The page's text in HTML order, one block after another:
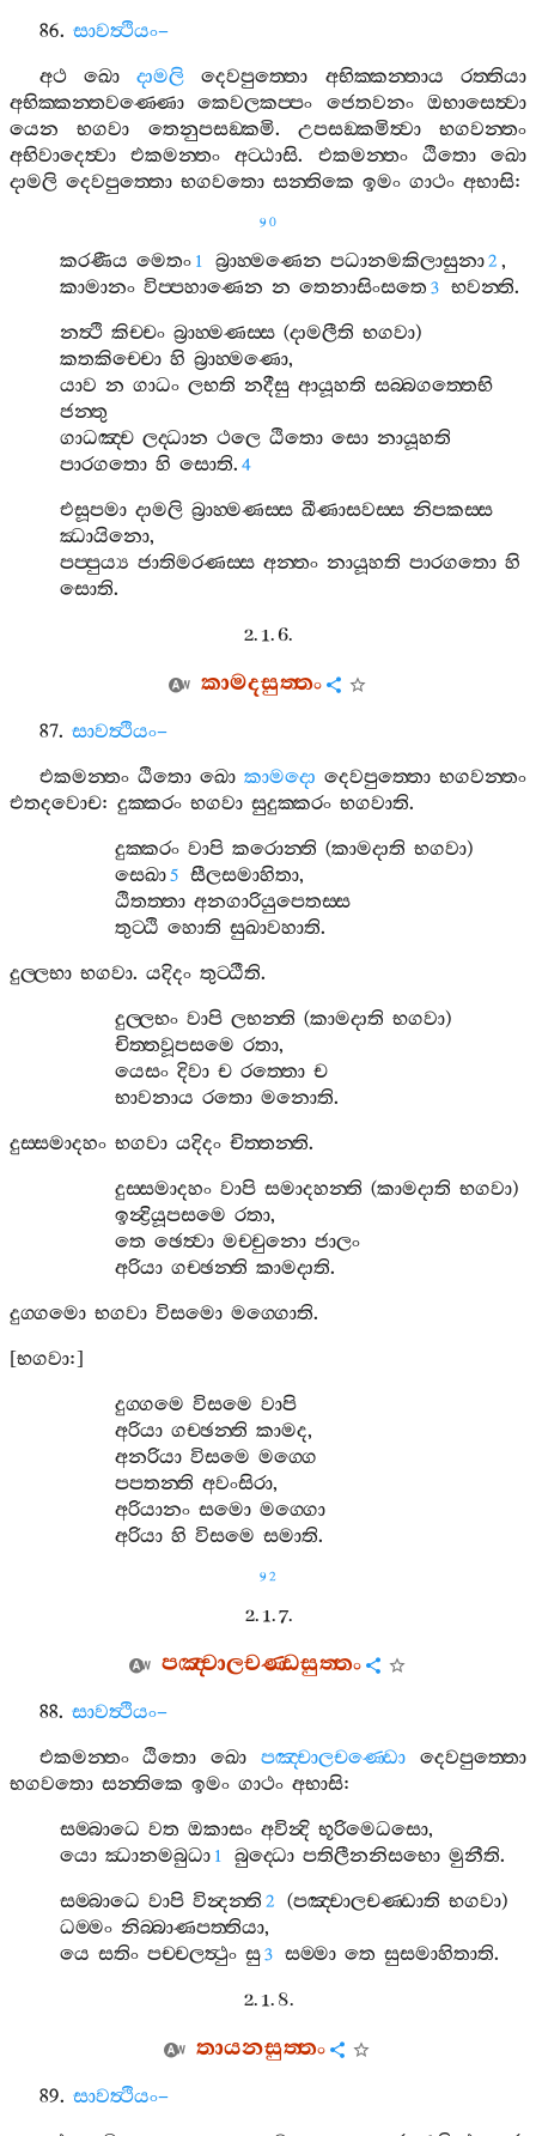
86. සාවත්‍ථියං–
අථ
ඛො දාමලි දෙවපුත‍්තො අභික‍්කන‍්තාය
රත‍්තියා
අභික‍්කන‍්තවණ‍්ණො කෙවලකප‍්පං ජෙතවනං ඔභාසෙත්‍වා
යෙන
භගවා තෙනුපසඞ‍්කමි. උපසඞ‍්කමිත්‍වා
භගවන‍්තං
අභිවාදෙත්‍වා
එකමන‍්තං අට‍්ඨාසි. එකමන‍්තං ඨිතො
ඛො
දාමලි දෙවපුත‍්තො භගවතො සන‍්තිකෙ ඉමං ගාථං අභාසි:
90
කරණීය මෙතං 1 බ්‍රාහ‍්මණෙන පධානමකිලාසුනා2 ,
කාමානං විප‍්පහාණෙන න තෙනාසිංසතෙ 3 භවන‍්ති.
නත්‍ථි කිච‍්චං බ්‍රාහ‍්මණස‍්ස (දාමලීති භගවා)
කතකිච‍්චො හි බ්‍රාහ‍්මණො,
යාව න ගාධං ලභති නදීසු ආයූහති සබ‍්බගත‍්තෙභි
ජන‍්තු
ගාධඤ‍්ච ලද‍්ධාන ථලෙ ඨිතො සො නායූහති
පාරගතො හි සොති. 4
එසූපමා දාමලි බ්‍රාහ‍්මණස‍්ස ඛීණාසවස‍්ස නිපකස‍්ස
ඣායිනො,
පප‍්පුය්‍ය ජාතිමරණස‍්ස අන‍්තං නායූහති පාරගතො හි
සොති.
2. 1. 6.
කාමදසුත‍්තං
87. සාවත්‍ථියං–
එකමන‍්තං ඨිතො ඛො කාමදො දෙවපුත‍්තො භගවන‍්තං
එතදවොච: දුක‍්කරං භගවා සුදුක‍්කරං භගවාති.
දුක‍්කරං වාපි කරොන‍්ති (කාමදාති භගවා)
සෙඛා5 සීලසමාහිතා,
ඨිතත‍්තා අනගාරියුපෙතස‍්ස
තුට‍්ඨි හොති සුඛාවහාති.
දුල‍්ලභා භගවා. යදිදං තුට‍්ඨීති.
දුල‍්ලභං වාපි ලභන‍්ති (කාමදාති භගවා)
චිත‍්තවූපසමෙ රතා,
යෙසං දිවා ච රත‍්තො ච
භාවනාය රතො මනොති.
දුස‍්සමාදහං භගවා යදිදං චිත‍්තන‍්ති.
දුස‍්සමාදහං වාපි සමාදහන‍්ති (කාමදාති භගවා)
ඉන්‍ද්‍රියූපසමෙ රතා,
තෙ ඡෙත්‍වා මච‍්චුනො ජාලං
අරියා ගච‍්ඡන‍්ති කාමදාති.
දුග‍්ගමො භගවා විසමො මග‍්ගොති.
[භගවා:]
දුග‍්ගමෙ විසමෙ වාපි
අරියා ගච‍්ඡන‍්ති කාමද,
අනරියා විසමෙ මග‍්ගෙ
පපතන‍්ති අවංසිරා,
අරියානං සමො මග‍්ගො
අරියා හි විසමෙ සමාති.
92
2. 1. 7.
පඤ‍්චාලචණ‍්ඩසුත‍්තං
88. සාවත්‍ථියං–
එකමන‍්තං
ඨිතො ඛො පඤ‍්චාලචණ‍්ඩො
දෙවපුත‍්තො
භගවතො සන‍්තිකෙ ඉමං ගාථං අභාසි:
සම‍්බාධෙ වත ඔකාසං අවින්‍දි භූරිමෙධසො,
යො ඣානමබුධා 1 බුද‍්ධො පතිලීනනිසභො මුනීති.
සම‍්බාධෙ වාපි වින්‍දන‍්ති 2 (පඤ‍්චාලචණ‍්ඩාති භගවා)
ධම‍්මං නිබ‍්බාණපත‍්තියා,
යෙ සතිං පච‍්චලත්‍ථුං සු3 සම‍්මා තෙ සුසමාහිතාති.
2. 1. 8.
තායනසුත‍්තං
89. සාවත්‍ථියං–